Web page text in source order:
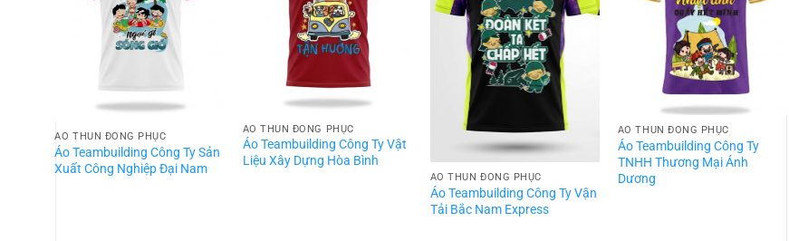
ÁO THUN ĐỒNG PHỤC
Áo Teambuilding Công Ty Sản
Xuất Công Nghiệp Đại Nam
ÁO THUN ĐỒNG PHỤC
Áo Teambuilding Công Ty Vật
Liệu Xây Dựng Hòa Bình
ÁO THUN ĐỒNG PHỤC
Áo Teambuilding Công Ty Vận
Tải Bắc Nam Express
ÁO THUN ĐỒNG PHỤC
Áo Teambuilding Công Ty
TNHH Thương Mại Ánh
Dương